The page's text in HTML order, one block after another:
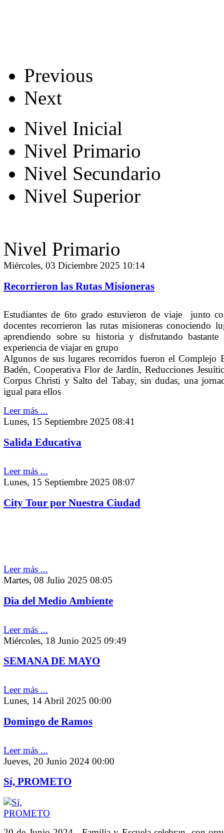
Previous
Next
Nivel Inicial
Nivel Primario
Nivel Secundario
Nivel Superior
Nivel Primario
Miércoles, 03 Diciembre 2025 10:14
Recorrieron las Rutas Misioneras
Estudiantes de 6to grado estuvieron de viaje junto
docentes recorrieron las rutas misioneras conociendo
aprendiendo sobre su historia y disfrutando bastante
experiencia de viajar en grupo
Algunos de sus lugares recorridos fueron el Complejo
Badén, Cooperativa Flor de Jardín, Reducciones
Corpus Christi y Salto del Tabay, sin dudas, una
igual para ellos
Leer más ...
Lunes, 15 Septiembre 2025 08:41
Salida Educativa
Leer más ...
Lunes, 15 Septiembre 2025 08:07
City Tour por Nuestra Ciudad
Leer más ...
Martes, 08 Julio 2025 08:05
Dia del Medio Ambiente
Leer más ...
Miércoles, 18 Junio 2025 09:49
SEMANA DE MAYO
Leer más ...
Lunes, 14 Abril 2025 00:00
Domingo de Ramos
Leer más ...
Jueves, 20 Junio 2024 00:00
Sí, PROMETO